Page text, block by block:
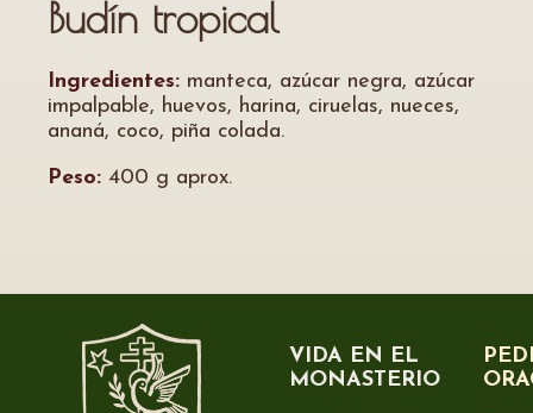
Budín tropical
Ingredientes: manteca, azúcar negra, azúcar
impalpable, huevos, harina, ciruelas, nueces,
ananá, coco, piña colada.
Peso: 400 g aprox.
VIDA EN EL
MONASTERIO